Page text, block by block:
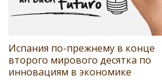
Испания по-прежнему в конце
второго мирового десятка по
инновациям в экономике